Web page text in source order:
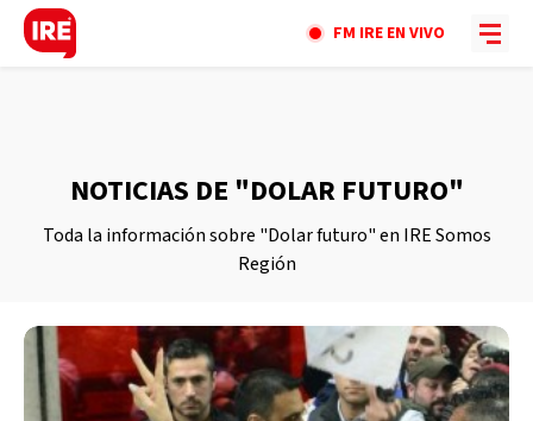
FM IRE EN VIVO
NOTICIAS DE "DOLAR FUTURO"
Toda la información sobre "Dolar futuro" en IRE Somos
Región